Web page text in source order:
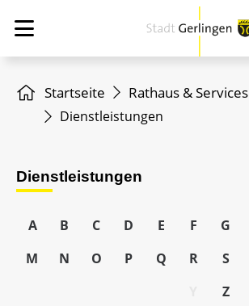
Startseite Rathaus & Services
Dienstleistungen
Dienstleistungen
A B C D E F G
M
N O P Q R S
Z